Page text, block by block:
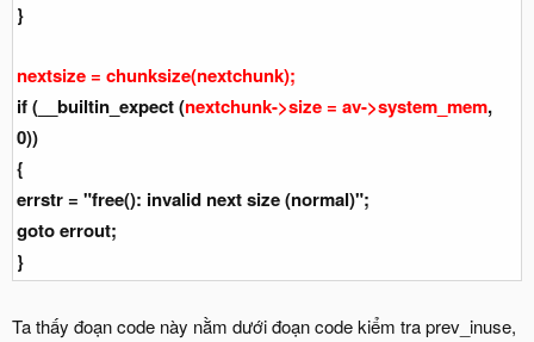
}
nextsize = chunksize(nextchunk);
if (__builtin_expect (nextchunk->size = av->system_mem,
0))
{
errstr = "free(): invalid next size (normal)";
goto errout;
}
Ta thấy đoạn code này nằm dưới đoạn code kiểm tra prev_inuse,